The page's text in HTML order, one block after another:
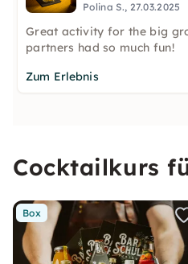
Polina S., 27.03.2025
Great activity for the big
partners had so much fun!
Zum Erlebnis
Cocktailkurs
Box